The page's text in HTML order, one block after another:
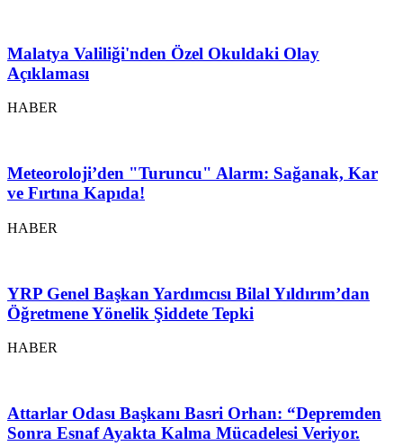
Malatya Valiliği'nden Özel Okuldaki Olay
Açıklaması
HABER
Meteoroloji’den "Turuncu" Alarm: Sağanak, Kar
ve Fırtına Kapıda!
HABER
YRP Genel Başkan Yardımcısı Bilal Yıldırım’dan
Öğretmene Yönelik Şiddete Tepki
HABER
Attarlar Odası Başkanı Basri Orhan: “Depremden
Sonra Esnaf Ayakta Kalma Mücadelesi Veriyor.